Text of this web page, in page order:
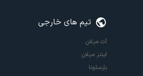
تیم های خارجی
آث میلان
اینتر میلان
بارسلونا